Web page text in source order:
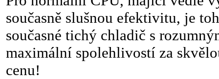
současně slušnou efektivitu, je
současné tichý chladič s
maximální spolehlivostí za
cenu!